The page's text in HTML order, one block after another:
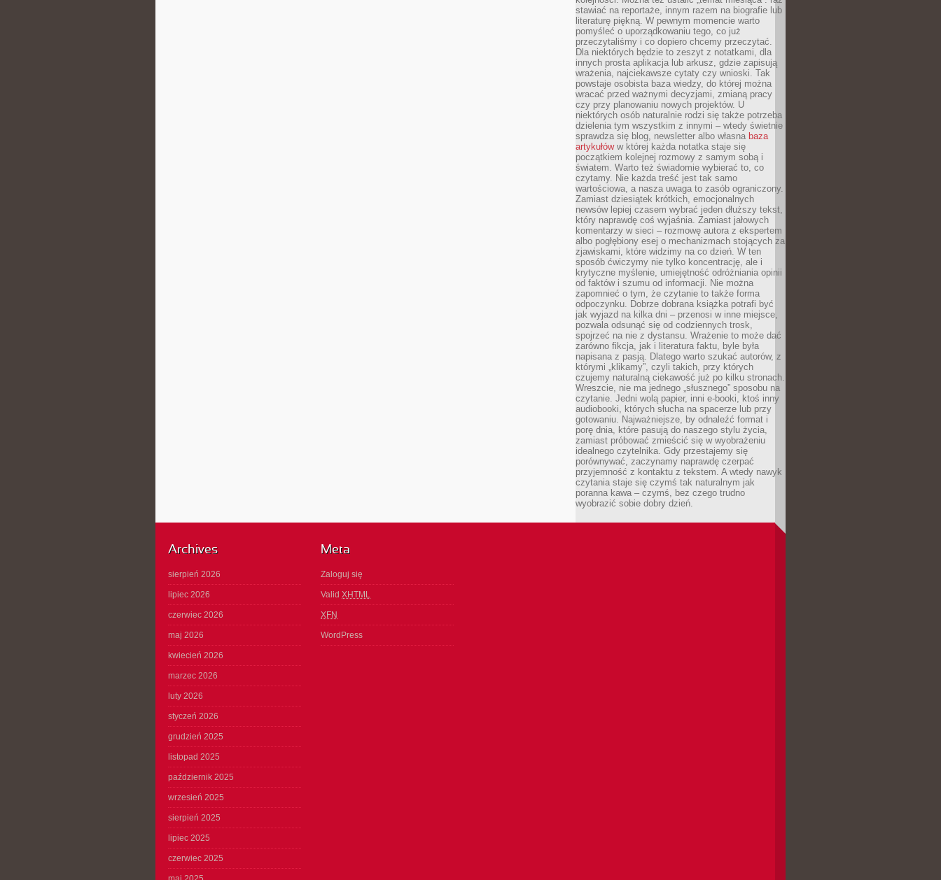
stawiać na reportaże, innym razem na biografie lub
literaturę piękną. W pewnym momencie warto
pomyśleć o uporządkowaniu tego, co już
przeczytaliśmy i co dopiero chcemy przeczytać.
Dla niektórych będzie to zeszyt z notatkami, dla
innych prosta aplikacja lub arkusz, gdzie zapisują
wrażenia, najciekawsze cytaty czy wnioski. Tak
powstaje osobista baza wiedzy, do której można
wracać przed ważnymi decyzjami, zmianą pracy
czy przy planowaniu nowych projektów. U
niektórych osób naturalnie rodzi się także potrzeba
dzielenia tym wszystkim z innymi – wtedy świetnie
sprawdza się blog, newsletter albo własna baza
artykułóww której każda notatka staje się
początkiem kolejnej rozmowy z samym sobą i
światem. Warto też świadomie wybierać to, co
czytamy. Nie każda treść jest tak samo
wartościowa, a nasza uwaga to zasób ograniczony.
Zamiast dziesiątek krótkich, emocjonalnych
newsów lepiej czasem wybrać jeden dłuższy tekst,
który naprawdę coś wyjaśnia. Zamiast jałowych
komentarzy w sieci – rozmowę autora z ekspertem
albo pogłębiony esej o mechanizmach stojących za
zjawiskami, które widzimy na co dzień. W ten
sposób ćwiczymy nie tylko koncentrację, ale i
krytyczne myślenie, umiejętność odróżniania opinii
od faktów i szumu od informacji. Nie można
zapomnieć o tym, że czytanie to także forma
odpoczynku. Dobrze dobrana książka potrafi być
jak wyjazd na kilka dni – przenosi w inne miejsce,
pozwala odsunąć się od codziennych trosk,
spojrzeć na nie z dystansu. Wrażenie to może dać
zarówno fikcja, jak i literatura faktu, byle była
napisana z pasją. Dlatego warto szukać autorów, z
którymi „klikamy”, czyli takich, przy których
czujemy naturalną ciekawość już po kilku stronach.
Wreszcie, nie ma jednego „słusznego” sposobu na
czytanie. Jedni wolą papier, inni e-booki, ktoś inny
audiobooki, których słucha na spacerze lub przy
gotowaniu. Najważniejsze, by odnaleźć format i
porę dnia, które pasują do naszego stylu życia,
zamiast próbować zmieścić się w wyobrażeniu
idealnego czytelnika. Gdy przestajemy się
porównywać, zaczynamy naprawdę czerpać
przyjemność z kontaktu z tekstem. A wtedy nawyk
czytania staje się czymś tak naturalnym jak
poranna kawa – czymś, bez czego trudno
wyobrazić sobie dobry dzień.
Archives
sierpień 2026
lipiec 2026
czerwiec 2026
maj 2026
kwiecień 2026
marzec 2026
luty 2026
styczeń 2026
grudzień 2025
listopad 2025
październik 2025
wrzesień 2025
sierpień 2025
lipiec 2025
czerwiec 2025
Meta
Zaloguj się
Valid XHTML
XFN
WordPress